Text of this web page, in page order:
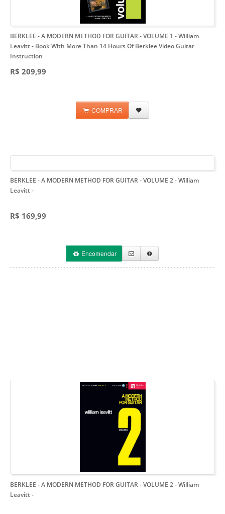
BERKLEE - A MODERN METHOD FOR GUITAR - VOLUME 1 - William
Leavitt- Book With More Than 14 Hours Of Berklee Video Guitar
Instruction
R$ 209,99
COMPRAR
BERKLEE - A MODERN METHOD FOR GUITAR - VOLUME 2 - William
Leavitt-
R$ 169,99
Encomendar
BERKLEE - A MODERN METHOD FOR GUITAR - VOLUME 2 - William
Leavitt-